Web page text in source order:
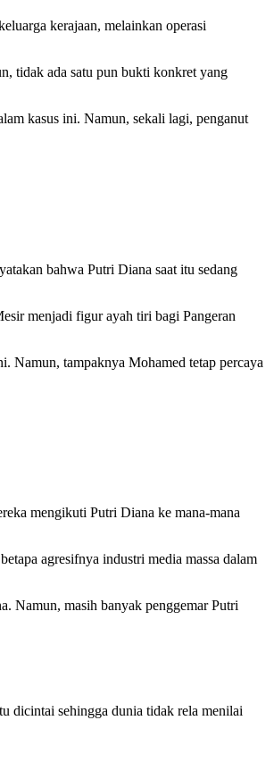
kerajaan, melainkan operasi
tidak ada satu pun bukti konkret yang
kasus ini. Namun, sekali lagi, penganut
bahwa Putri Diana saat itu sedang
menjadi figur ayah tiri bagi Pangeran
Namun, tampaknya Mohamed tetap percaya
mengikuti Putri Diana ke mana-mana
agresifnya industri media massa dalam
Namun, masih banyak penggemar Putri
dicintai sehingga dunia tidak rela menilai